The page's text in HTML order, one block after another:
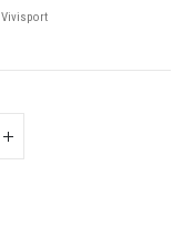
Vivisport